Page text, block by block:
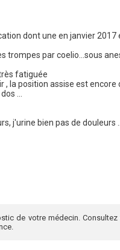
dont une en janvier 2017
trompes par coelio...sous
fatiguée
la position assise est encore
...
j'urine bien pas de douleurs ....
de votre médecin.